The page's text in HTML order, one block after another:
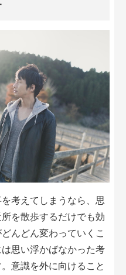
考えてしまうなら、思
を散歩するだけでも効
んどん変わっていくこ
思い浮かばなかった考
意識を外に向けること